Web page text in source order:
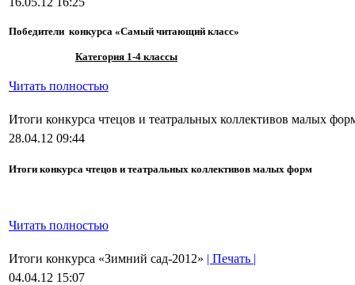
Победители конкурса «Самый читающий класс»
Категория 1-4 классы
Читать полностью
Итоги конкурса чтецов и театральных коллективов малых
28.04.12 09:44
Итоги конкурса чтецов и театральных коллективов малых форм
Читать полностью
Итоги конкурса «Зимний сад-2012» | Печать |
04.04.12 15:07